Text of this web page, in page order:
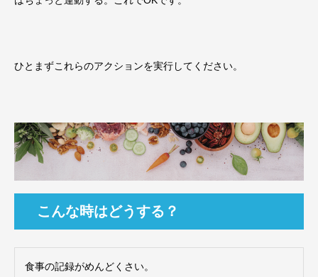
ひとまずこれらのアクションを実行してください。
こんな時はどうする？
食事の記録がめんどくさい。